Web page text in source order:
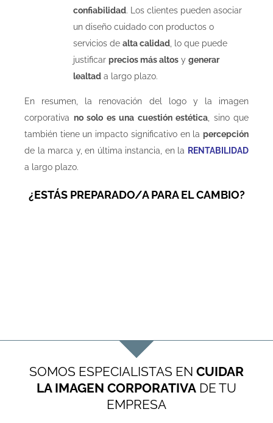
confiabilidad. Los clientes pueden asociar
un diseño cuidado con productos o
servicios de alta calidad, lo que puede
justificar precios más altos y generar
lealtad a largo plazo.
En resumen, la renovación del logo y la imagen
corporativa no solo es una cuestión estética, sino que
también tiene un impacto significativo en la percepción
de la marca y, en última instancia, en la RENTABILIDAD
a largo plazo.
¿ESTÁS PREPARADO/A PARA EL CAMBIO?
SOMOS ESPECIALISTAS EN CUIDAR
LA IMAGEN CORPORATIVA DE TU
EMPRESA